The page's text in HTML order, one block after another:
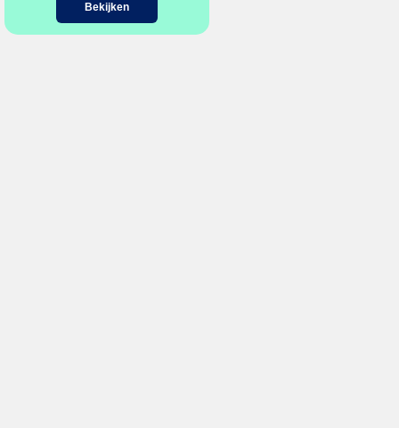
Bekijken